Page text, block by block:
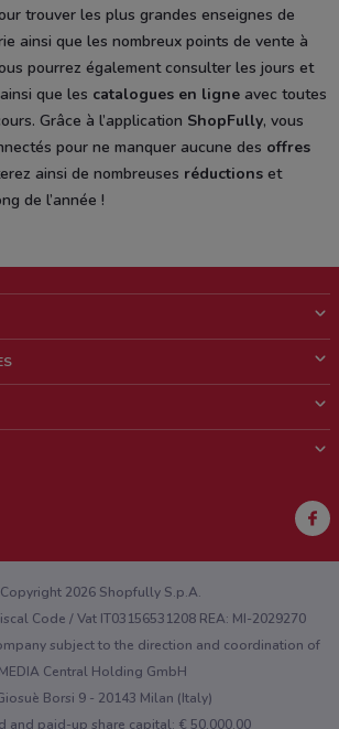
trouver les plus grandes enseignes de
ainsi que les nombreux points de vente à
pourrez également consulter les jours et
que les catalogues en ligne avec toutes
Grâce à l’application ShopFully, vous
pour ne manquer aucune des offres
ainsi de nombreuses réductions et
de l’année !
ou marketing
technique sur l’appli ou le site?
2026 Shopfully S.p.A.
Code / Vat IT03156531208 REA: MI-2029270
subject to the direction and coordination of
MEDIA Central Holding GmbH
Borsi 9 - 20143 Milan (Italy)
and paid-up share capital: € 50.000,00